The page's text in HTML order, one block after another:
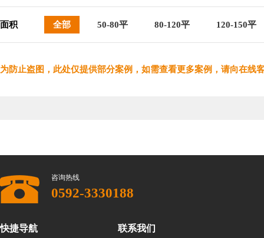
面积 全部 50-80平 80-120平 120-150平
为防止盗图，此处仅提供部分案例，如需查看更多案例，请向在线
咨询热线
0592-3330188
快捷导航 联系我们